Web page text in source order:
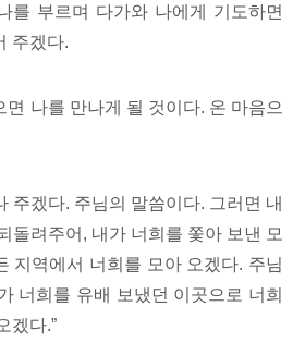
를 부르며 다가와나에게 기도하면
주겠다.
면 나를 만나게 될 것이다. 온 마음으
주겠다. 주님의 말씀이다. 그러면 내
돌려주어, 내가 너희를 쫓아 보낸 모
지역에서 너희를 모아 오겠다. 주님
너희를 유배 보냈던 이곳으로 너희
겠다.”